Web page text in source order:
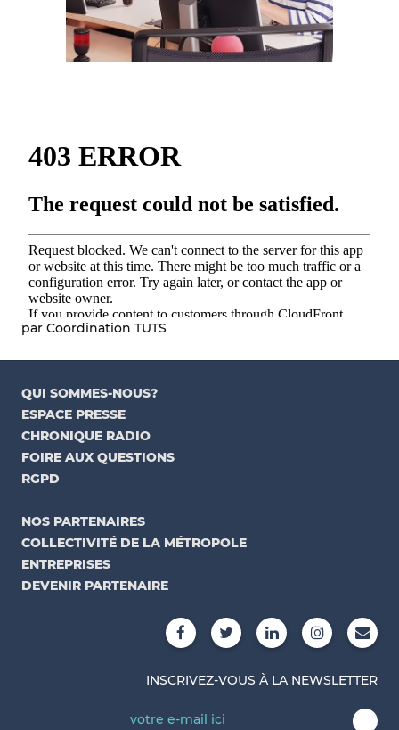
par Coordination TUTS
QUI SOMMES-NOUS?
ESPACE PRESSE
CHRONIQUE RADIO
FOIRE AUX QUESTIONS
RGPD
NOS PARTENAIRES
COLLECTIVITÉ DE LA MÉTROPOLE
ENTREPRISES
DEVENIR PARTENAIRE
INSCRIVEZ-VOUS À LA NEWSLETTER